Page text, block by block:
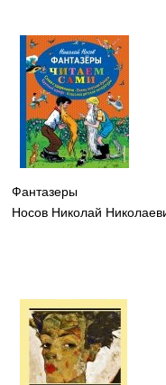
Фантазеры
Носов Николай